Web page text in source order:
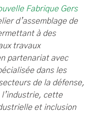
Fabrique Gers
d’assemblage de
à des
travaux
partenariat avec
dans les
de la défense,
cette
et inclusion